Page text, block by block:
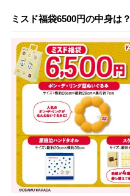
ミスド福袋6500円の中身は？